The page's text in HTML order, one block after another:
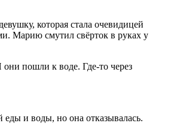
которая стала очевидицей
Марию смутил свёрток в руках у
пошли к воде. Где-то через
и воды, но она отказывалась.